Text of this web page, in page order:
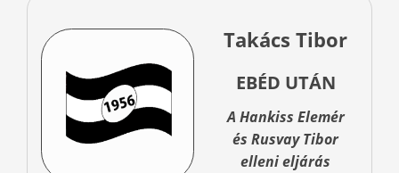
Takács Tibor
EBÉD UTÁN
A Hankiss Elemér
és Rusvay Tibor
elleni eljárás